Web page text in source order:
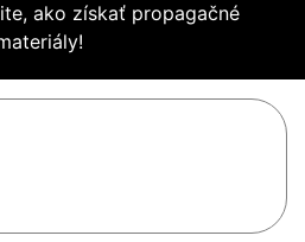
ako získať propagačné